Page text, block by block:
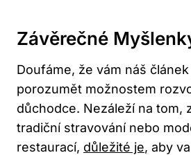
Závěrečné
Doufáme, že vám náš
porozumět možnostem
důchodce. Nezáleží na tom,
tradiční stravování nebo
restaurací, důležité je, aby